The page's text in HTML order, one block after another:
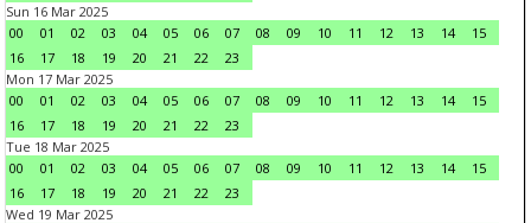
Sun 16 Mar 2025
00
01 02 03 04 05 06 07 08 09 10 11 12 13 14
15
16
17 18 19 20 21 22
23
Mon 17 Mar 2025
00
01 02 03 04 05 06 07 08 09 10 11 12 13 14
15
16
17 18 19 20 21 22
23
Tue 18 Mar 2025
00
01 02 03 04 05 06 07 08 09 10 11 12 13 14
15
16
17 18 19 20 21 22
23
Wed 19 Mar 2025